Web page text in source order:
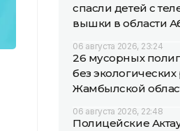
спасли детей с
вышки в области
06 августа 2026, 23:24
26 мусорных
без
Жамбылской
06 августа 2026, 22:48
Полицейские